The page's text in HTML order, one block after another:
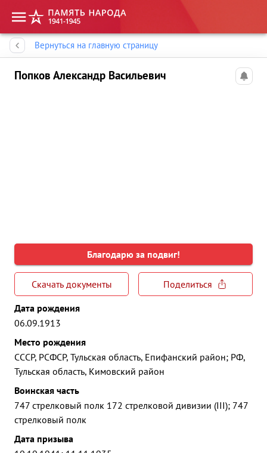
Вернуться на главную страницу
Попков Александр Васильевич
Благодарю за подвиг!
Скачать документы
Поделиться
Дата рождения
06.09.1913
Место рождения
СССР, РСФСР, Тульская область, Епифанский район; РФ,
Тульская область, Кимовский район
Воинская часть
747 стрелковый полк 172 стрелковой дивизии (III); 747
стрелковый полк
Дата призыва
Память народа